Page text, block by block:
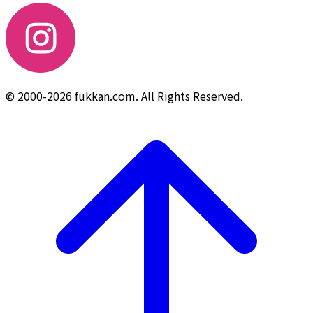
© 2000-2026 fukkan.com. All Rights Reserved.